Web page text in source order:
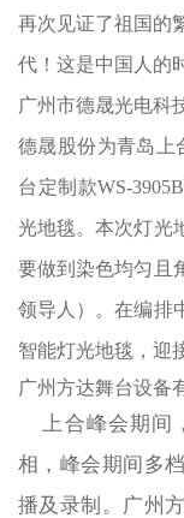
再次见证了祖国的
代！这是中国人的
广州市德晟光电科
德晟股份为青岛上
台定制款WS-
光地毯。本次灯光
要做到染色均匀且
领导人）。在编排
智能灯光地毯，迎
广州方达舞台设备
上合峰会期间
相，峰会期间多
播及录制。 广州